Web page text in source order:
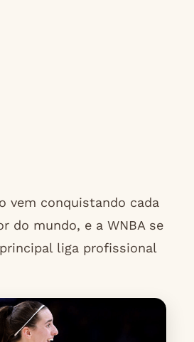
vem conquistando cada
do mundo, e a WNBA se
liga profissional